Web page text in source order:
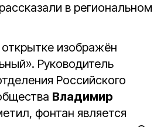
в региональном
изображён
Руководитель
Российского
Владимир
фонтан является